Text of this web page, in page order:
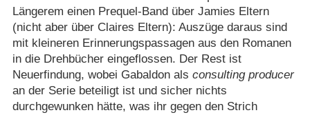
Längerem einen Prequel-Band über Jamies Eltern
(nicht aber über Claires Eltern): Auszüge daraus sind
mit kleineren Erinnerungspassagen aus den Romanen
in die Drehbücher eingeflossen. Der Rest ist
Neuerfindung, wobei Gabaldon als consulting producer
an der Serie beteiligt ist und sicher nichts
durchgewunken hätte, was ihr gegen den Strich